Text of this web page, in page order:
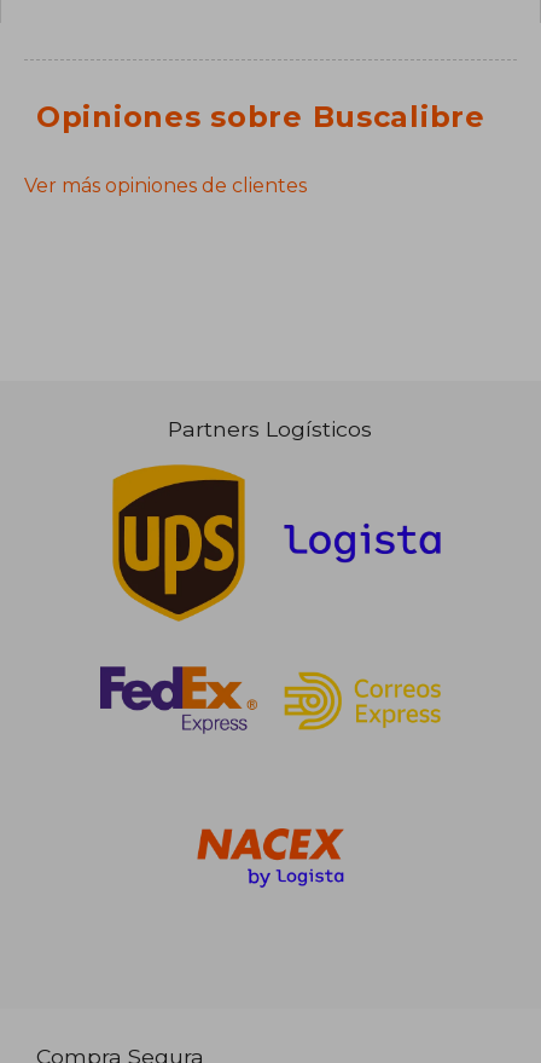
Opiniones sobre Buscalibre
Ver más opiniones de clientes
Partners Logísticos
Compra Segura